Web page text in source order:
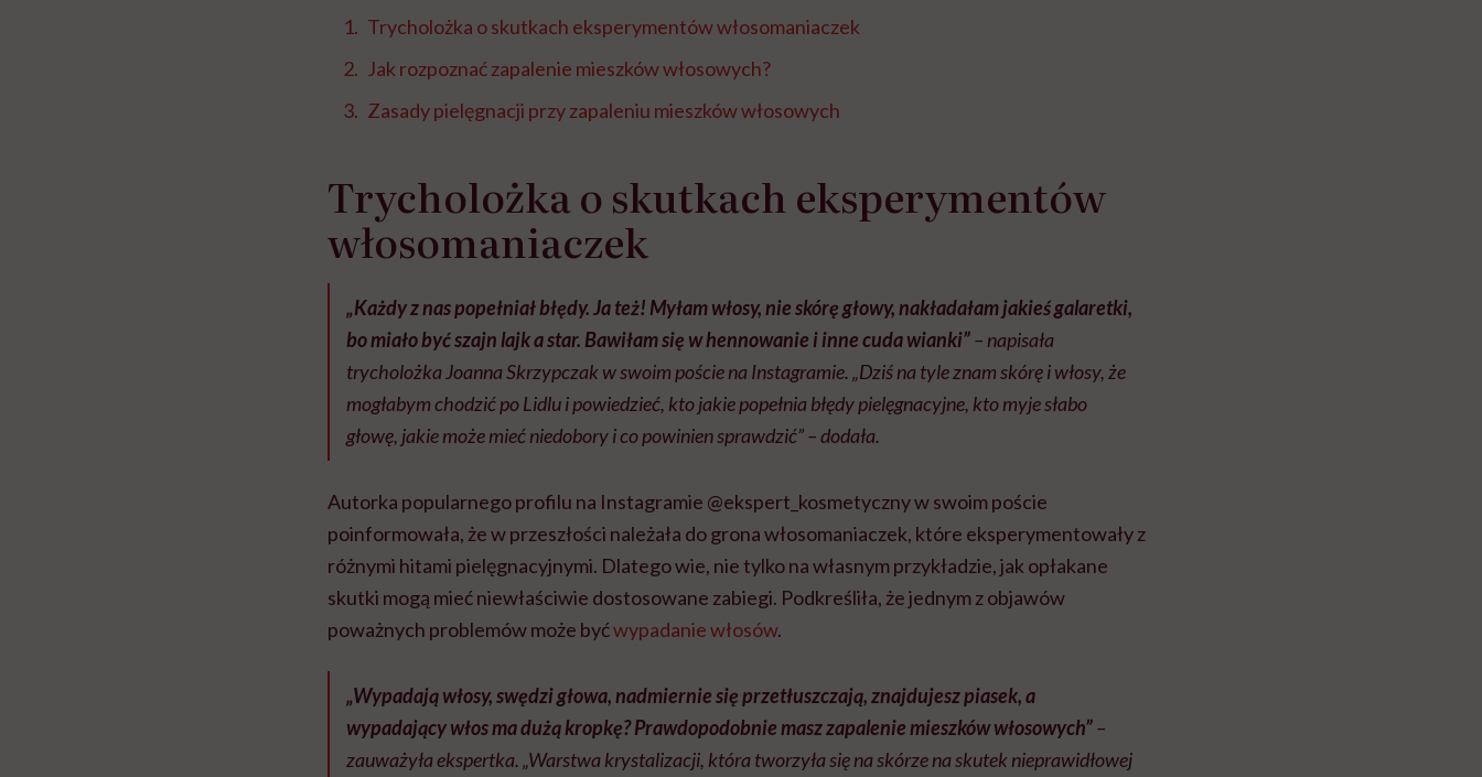
Trycholożka o skutkach eksperymentów włosomaniaczek
Jak rozpoznać zapalenie mieszków włosowych?
Zasady pielęgnacji przy zapaleniu mieszków włosowych
Trycholożka o skutkach eksperymentów
włosomaniaczek
„Każdy z nas popełniał błędy. Ja też! Myłam włosy, nie skórę głowy, nakładałam jakieś galaretki,
bo miało być szajn lajk a star. Bawiłam się w hennowanie i inne cuda wianki”– napisała
trycholożka Joanna Skrzypczak w swoim poście na Instagramie.„Dziś na tyle znam skórę i włosy, że
mogłabym chodzić po Lidlu i powiedzieć, kto jakie popełnia błędy pielęgnacyjne, kto myje słabo
głowę, jakie może mieć niedobory i co powinien sprawdzić”– dodała.
Autorka popularnego profilu na Instagramie @ekspert_kosmetyczny w swoim poście
poinformowała, że w przeszłości należała do grona włosomaniaczek, które eksperymentowały z
różnymi hitami pielęgnacyjnymi. Dlatego wie, nie tylko na własnym przykładzie, jak opłakane
skutki mogą mieć niewłaściwie dostosowane zabiegi. Podkreśliła, że jednym z objawów
poważnych problemów może byćwypadanie włosów.
„Wypadają włosy, swędzi głowa, nadmiernie się przetłuszczają, znajdujesz piasek, a
wypadający włos ma dużą kropkę? Prawdopodobnie masz zapalenie mieszków włosowych”–
zauważyła ekspertka. „Warstwa krystalizacji, która tworzyła się na skórze na skutek nieprawidłowej